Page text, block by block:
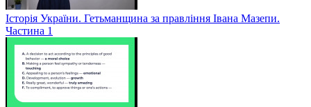
Історія України. Гетьманщина за правління Івана Мазепи.
Частина 1